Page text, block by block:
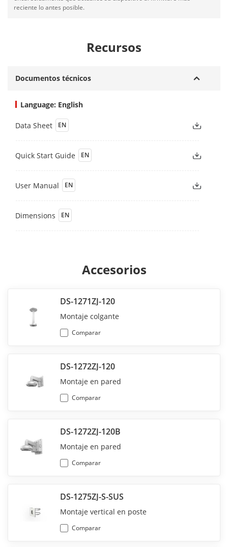
reciente lo antes posible.
Recursos
Documentos técnicos
Language: English
Data Sheet EN
Quick Start Guide EN
User Manual EN
Dimensions EN
Accesorios
DS-1271ZJ-120
Montaje colgante
Comparar
DS-1272ZJ-120
Montaje en pared
Comparar
DS-1272ZJ-120B
Montaje en pared
Comparar
DS-1275ZJ-S-SUS
Montaje vertical en poste
Comparar